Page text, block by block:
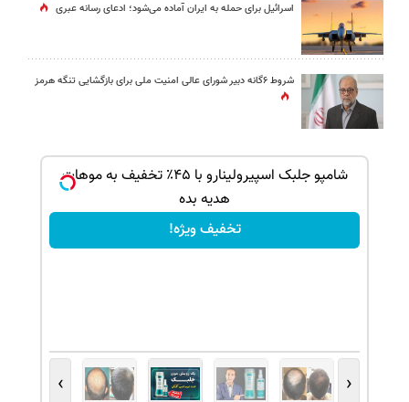
اسرائیل برای حمله به ایران آماده می‌شود؛ ادعای رسانه عبری
شروط ۶گانه دبیر شورای عالی امنیت ملی برای بازگشایی تنگه هرمز
شامپو جلبک اسپیرولینارو با ۴۵٪ تخفیف به موهات
هدیه بده
تخفیف ویژه!
‹
›